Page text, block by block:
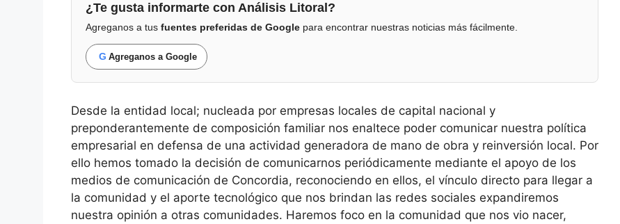
¿Te gusta informarte con Análisis Litoral?
Agreganos a tus fuentes preferidas de Google para encontrar nuestras noticias más fácilmente.
G Agreganos a Google
Desde la entidad local; nucleada por empresas locales de capital nacional y
preponderantemente de composición familiar nos enaltece poder comunicar nuestra política
empresarial en defensa de una actividad generadora de mano de obra y reinversión local. Por
ello hemos tomado la decisión de comunicarnos periódicamente mediante el apoyo de los
medios de comunicación de Concordia, reconociendo en ellos, el vínculo directo para llegar a
la comunidad y el aporte tecnológico que nos brindan las redes sociales expandiremos
nuestra opinión a otras comunidades. Haremos foco en la comunidad que nos vio nacer,